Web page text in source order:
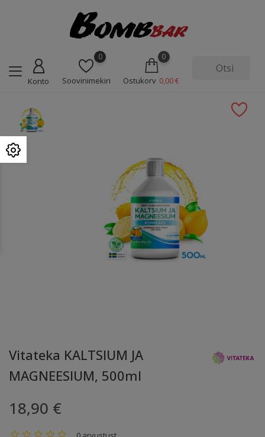
Konto
0
Soovinimekiri
0
Ostukorv 0,00 €
Vitateka KALTSIUM JA
MAGNEESIUM, 500ml
18,90 €